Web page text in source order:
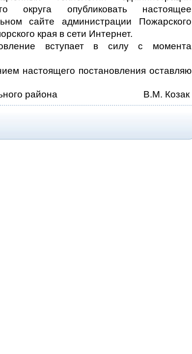
округа опубликовать настоящее
сайте администрации Пожарского
края в сети Интернет.
вступает в силу с момента
настоящего постановления оставляю
района В.М. Козак